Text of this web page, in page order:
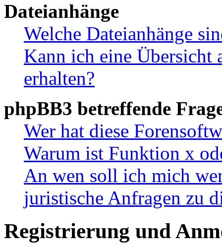
Dateianhänge
Welche Dateianhänge
Kann ich eine Übersicht
erhalten?
phpBB3 betreffende
Wer hat diese
Warum ist Funktion x
An wen soll ich mich
juristische Anfragen zu
Registrierung und